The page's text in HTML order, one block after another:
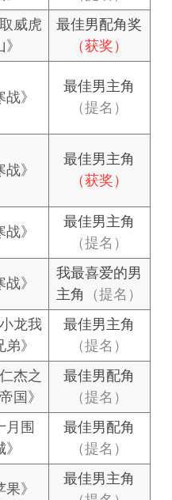
取威虎
》
最佳男配角奖
（获奖）
战》
最佳男主角
（提名）
战》
最佳男主角
（获奖）
战》
最佳男主角
（提名）
战》
我最喜爱的男
主角
（提名）
小龙我
》
最佳男主角
（提名）
仁杰之
国》
最佳男配角
（提名）
月围
最佳男配角
（提名）
果》
最佳男主角